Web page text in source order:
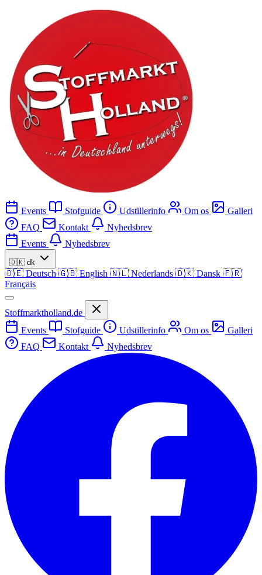
Events Stofguide Udstillerinfo Om os
Galleri
FAQ
Kontakt
Nyhedsbrev
Events
Nyhedsbrev
🇩🇰 dk
🇩🇪 Deutsch 🇬🇧 English 🇳🇱 Nederlands 🇩🇰 Dansk 🇫🇷
Français
Stoffmarktholland.de
Events
Stofguide Udstillerinfo Om os
Galleri
FAQ
Kontakt Nyhedsbrev